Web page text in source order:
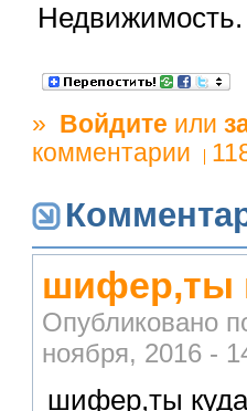
Недвижимость.
» Войдите или
комментарии
шифер,ты
Опубликовано
ноября, 2016 -
шифер,ты